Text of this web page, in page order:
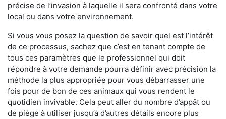
précise de l’invasion à laquelle il sera confronté dans votre
local ou dans votre environnement.
Si vous vous posez la question de savoir quel est l’intérêt
de ce processus, sachez que c’est en tenant compte de
tous ces paramètres que le professionnel qui doit
répondre à votre demande pourra définir avec précision la
méthode la plus appropriée pour vous débarrasser une
fois pour de bon de ces animaux qui vous rendent le
quotidien invivable. Cela peut aller du nombre d’appât ou
de piège à utiliser jusqu’à d’autres détails encore plus